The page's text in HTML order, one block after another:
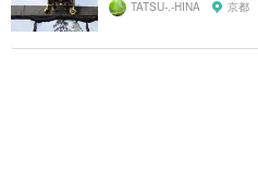
TATSU-.-HINA 京都